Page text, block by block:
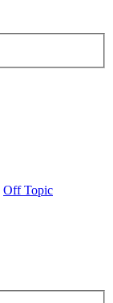
Off Topic